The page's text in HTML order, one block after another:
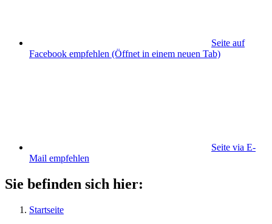
Seite auf
Facebook empfehlen (Öffnet in einem neuen Tab)
Seite via E-
Mail empfehlen
Sie befinden sich hier:
Startseite